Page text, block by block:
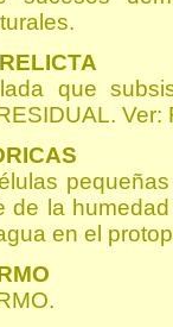
que
Ver:
de la
en el